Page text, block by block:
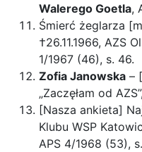
Walerego Goetla,
Śmierć żeglarza
†26.11.1966, AZS
1/1967 (46), s. 46.
Zofia Janowska –
„Zaczęłam od
[Nasza ankieta]
Klubu WSP
APS 4/1968 (53),